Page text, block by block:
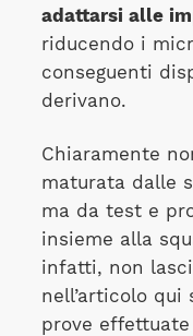
adattarsi alle
riducendo i
conseguenti
derivano.
Chiaramente
maturata dalle
ma da test e
insieme alla
infatti, non
nell’articolo qui
prove